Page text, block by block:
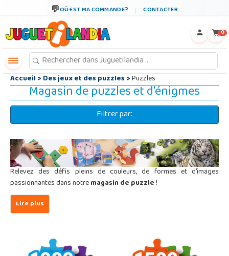
OÙ EST MA COMMANDE? CONTACTER
0
Accueil>Des jeux et des puzzles>Puzzles
Magasin de puzzles et d'énigmes
Filtrer par:
Relevez des défis pleins de couleurs, de formes et d'images
passionnantes dans notremagasin de puzzle!